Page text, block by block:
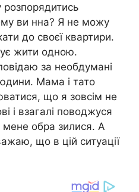
ви нна? Я не можу
до своєї квартири.
жити одною.
за необдумані
Мама і тато
що я зовсім не
і взагалі поводжуся
обра зилися. А
що в цій ситуації